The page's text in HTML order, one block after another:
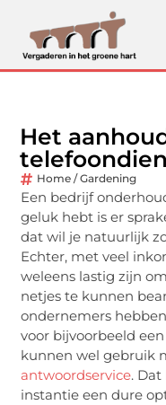
Het
Home / Gardening
Een bedrijf
geluk hebt is er
dat wil je natuurlijk
Echter, met veel
weleens lastig zijn
netjes te kunnen
ondernemers
voor bijvoorbeeld
kunnen wel gebruik
antwoordservice.
instantie een dure